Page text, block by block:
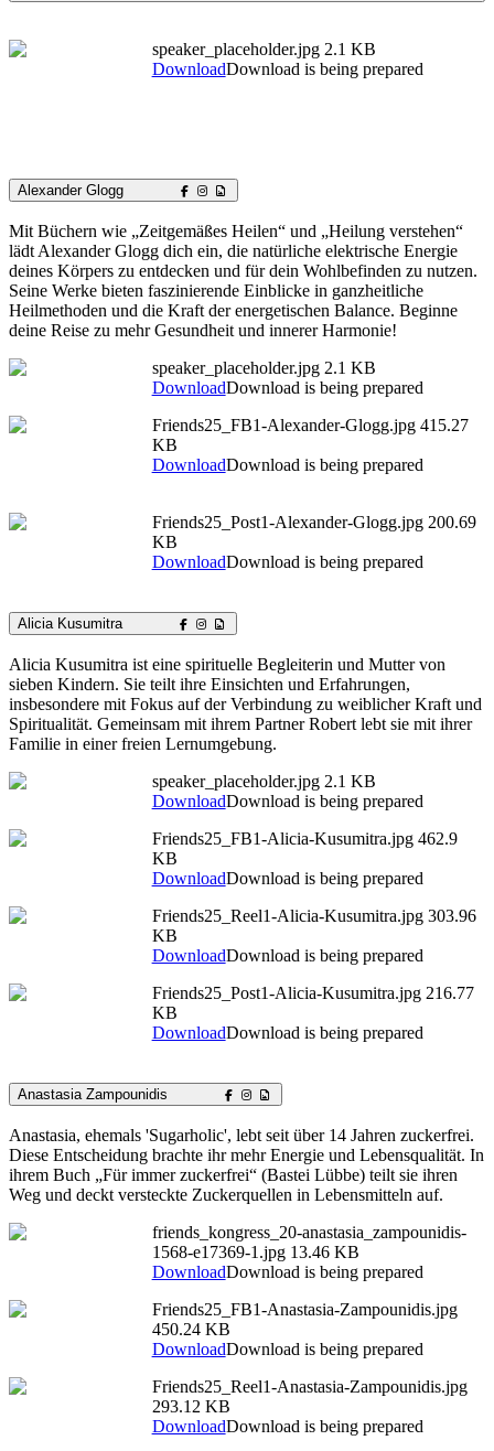
speaker_placeholder.jpg 2.1 KB
DownloadDownload is being prepared
Alexander Glogg
Mit Büchern wie „Zeitgemäßes Heilen“ und „Heilung verstehen“
lädt Alexander Glogg dich ein, die natürliche elektrische Energie
deines Körpers zu entdecken und für dein Wohlbefinden zu nutzen.
Seine Werke bieten faszinierende Einblicke in ganzheitliche
Heilmethoden und die Kraft der energetischen Balance. Beginne
deine Reise zu mehr Gesundheit und innerer Harmonie!
speaker_placeholder.jpg 2.1 KB
DownloadDownload is being prepared
Friends25_FB1-Alexander-Glogg.jpg 415.27
KB
DownloadDownload is being prepared
Friends25_Post1-Alexander-Glogg.jpg 200.69
KB
DownloadDownload is being prepared
Alicia Kusumitra
Alicia Kusumitra ist eine spirituelle Begleiterin und Mutter von
sieben Kindern. Sie teilt ihre Einsichten und Erfahrungen,
insbesondere mit Fokus auf der Verbindung zu weiblicher Kraft und
Spiritualität. Gemeinsam mit ihrem Partner Robert lebt sie mit ihrer
Familie in einer freien Lernumgebung.
speaker_placeholder.jpg 2.1 KB
DownloadDownload is being prepared
Friends25_FB1-Alicia-Kusumitra.jpg 462.9
KB
DownloadDownload is being prepared
Friends25_Reel1-Alicia-Kusumitra.jpg 303.96
KB
DownloadDownload is being prepared
Friends25_Post1-Alicia-Kusumitra.jpg 216.77
KB
DownloadDownload is being prepared
Anastasia Zampounidis
Anastasia, ehemals 'Sugarholic', lebt seit über 14 Jahren zuckerfrei.
Diese Entscheidung brachte ihr mehr Energie und Lebensqualität. In
ihrem Buch „Für immer zuckerfrei“ (Bastei Lübbe) teilt sie ihren
Weg und deckt versteckte Zuckerquellen in Lebensmitteln auf.
friends_kongress_20-anastasia_zampounidis-
1568-e17369-1.jpg 13.46 KB
DownloadDownload is being prepared
Friends25_FB1-Anastasia-Zampounidis.jpg
450.24 KB
DownloadDownload is being prepared
Friends25_Reel1-Anastasia-Zampounidis.jpg
293.12 KB
DownloadDownload is being prepared